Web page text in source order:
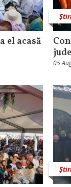
el acasă
05